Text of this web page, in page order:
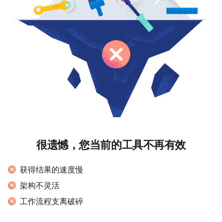
很遗憾，您当前的工具不再有效
获得结果的速度慢
架构不灵活
工作流程支离破碎